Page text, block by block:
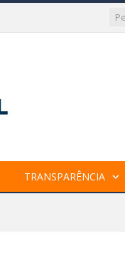
TRANSPARÊNCIA